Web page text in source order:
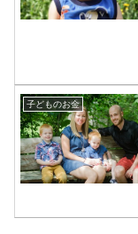
子どものお金